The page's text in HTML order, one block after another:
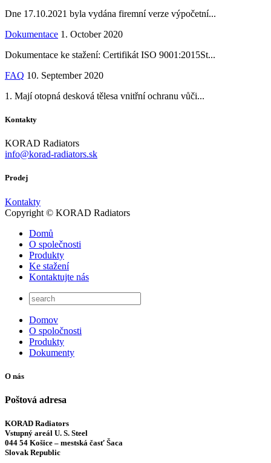
Dne 17.10.2021 byla vydána firemní verze výpočetní...
Dokumentace 1. October 2020
Dokumentace ke stažení: Certifikát ISO 9001:2015St...
FAQ 10. September 2020
1. Mají otopná desková tělesa vnitřní ochranu vůči...
Kontakty
KORAD Radiators
info@korad-radiators.sk
Prodej
Kontakty
Copyright © KORAD Radiators
Domů
O společnosti
Produkty
Ke stažení
Kontaktujte nás
Domov
O spoločnosti
Produkty
Dokumenty
O nás
Poštová adresa
KORAD Radiators
Vstupný areál U. S. Steel
044 54 Košice – mestská časť Šaca
Slovak Republic